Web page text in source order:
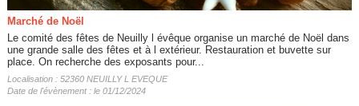
Marché de Noël
Le comité des fêtes de Neuilly l évêque organise un marché de Noël dans
une grande salle des fêtes et à l extérieur. Restauration et buvette sur
place. On recherche des exposants pour...
Localisation : 52360 NEUILLY L EVEQUE
Date de l'évènement : le 01/12/2024